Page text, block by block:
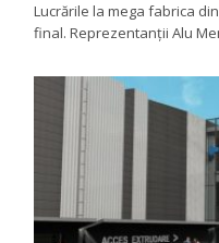
Lucrările la mega fabrica
final. Reprezentanții Alu